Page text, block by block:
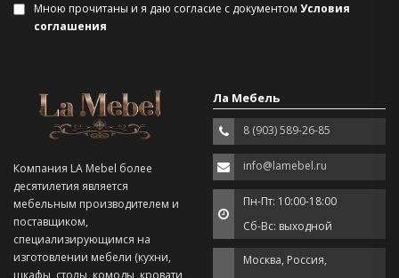
Мною прочитаны и я даю согласие с документом Условия
соглашения
Компания LA Mebel более
десятилетия является
мебельным производителем и
поставщиком,
специализирующимся на
изготовлении мебели (кухни,
Ла Мебель
8 (903) 589-26-85
info@lamebel.ru
Пн-Пт: 10:00-18:00
Сб-Вс: выходной
Москва, Россия,